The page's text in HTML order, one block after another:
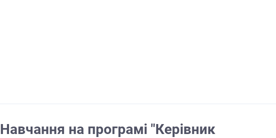
Навчання на програмі "Керівник